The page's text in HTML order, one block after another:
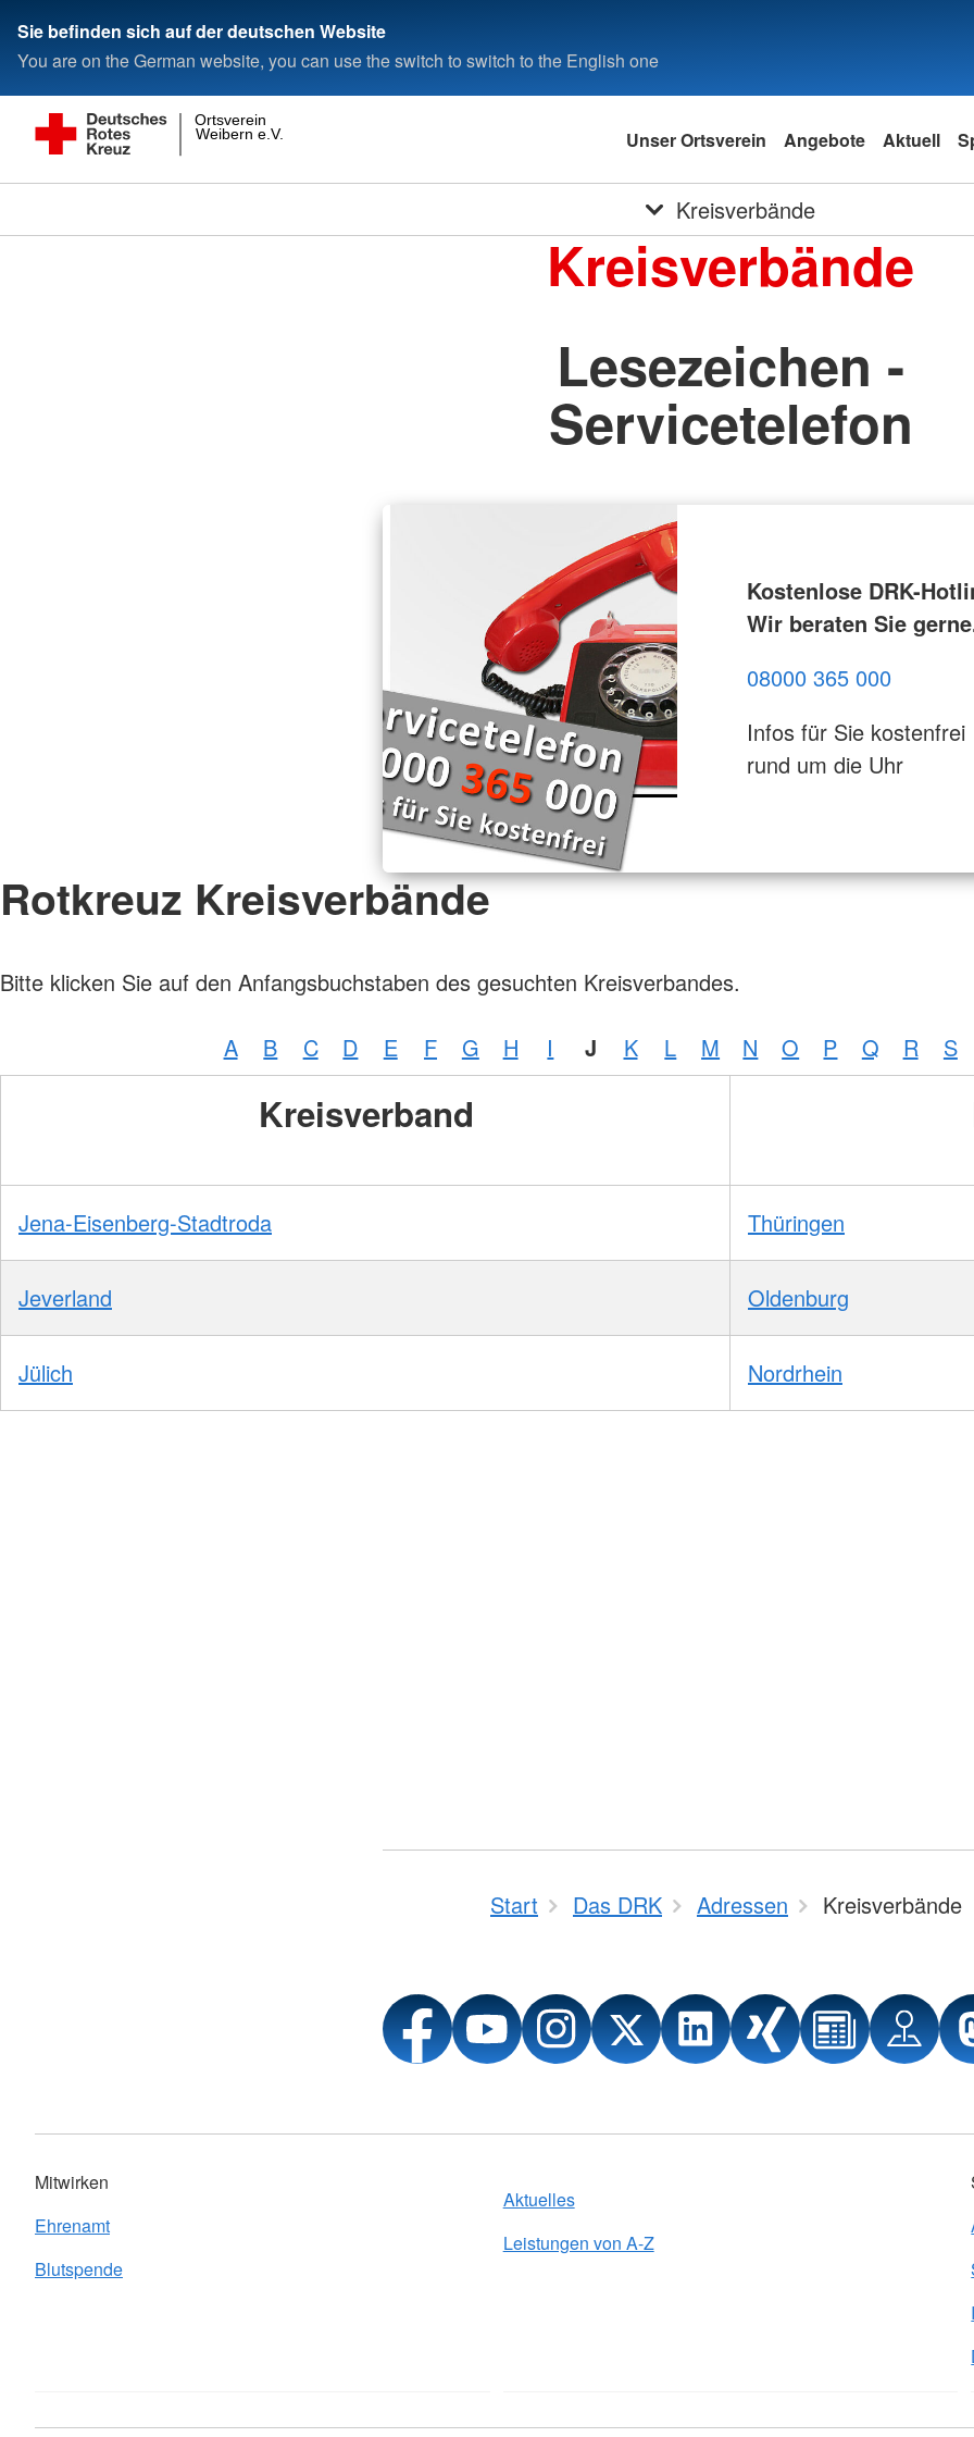
Sie befinden sich auf der deutschen Website
You are on the German website, you can use the switch to switch to the English one
Weibern e.V.
Ortsverein
Unser Ortsverein Angebote Aktuell
Kreisverbände
Kreisverbände
Lesezeichen -
Servicetelefon
Kostenlose DRK-
Wir beraten Sie
08000 365 000
Infos für Sie kostenfrei
rund um die Uhr
Rotkreuz Kreisverbände
Bitte klicken Sie auf den Anfangsbuchstaben des gesuchten Kreisverbandes.
A B C D E F G H I J K L M N O P Q R S
Kreisverband
Jena-Eisenberg-Stadtroda Thüringen
Jeverland Oldenburg
Jülich Nordrhein
Start Das DRK Adressen Kreisverbände
Mitwirken
Ehrenamt
Blutspende
Aktuelles
Leistungen von A-Z